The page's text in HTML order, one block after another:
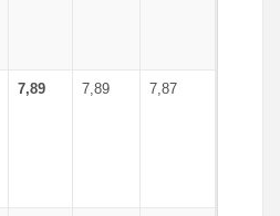
7,89 7,89 7,87